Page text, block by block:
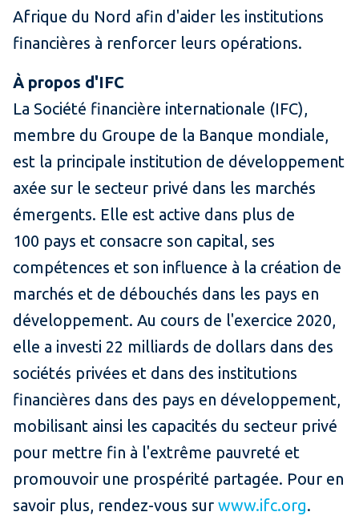
Afrique du Nord afin d'aider les institutions
financières à renforcer leurs opérations.
À propos d'IFC
La Société financière internationale (IFC),
membre du Groupe de la Banque mondiale,
est la principale institution de développement
axée sur le secteur privé dans les marchés
émergents. Elle est active dans plus de
100 pays et consacre son capital, ses
compétences et son influence à la création de
marchés et de débouchés dans les pays en
développement. Au cours de l'exercice 2020,
elle a investi 22 milliards de dollars dans des
sociétés privées et dans des institutions
financières dans des pays en développement,
mobilisant ainsi les capacités du secteur privé
pour mettre fin à l'extrême pauvreté et
promouvoir une prospérité partagée. Pour en
savoir plus, rendez-vous sur www.ifc.org.